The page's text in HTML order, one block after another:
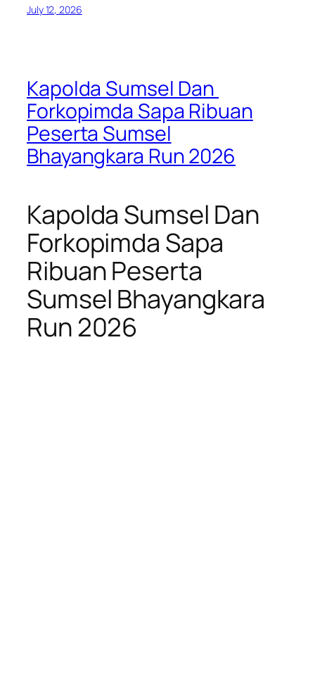
July 12, 2026
Kapolda Sumsel Dan
Forkopimda Sapa Ribuan
Peserta Sumsel
Bhayangkara Run 2026
Kapolda Sumsel Dan
Forkopimda Sapa
Ribuan Peserta
Sumsel Bhayangkara
Run 2026